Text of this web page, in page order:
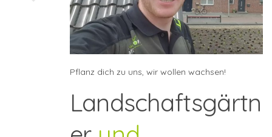
Pflanz dich zu uns, wir wollen wachsen!
Landschaftsgärtn